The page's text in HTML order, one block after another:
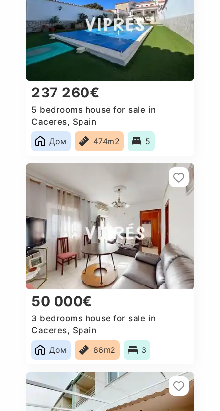
237 260€
5 bedrooms house for sale in
Caceres‎, Spain
Дом
474m2 5
50 000€
3 bedrooms house for sale in
Caceres‎, Spain
Дом
86m2 3